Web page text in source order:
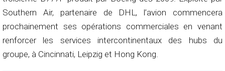
Southern Air, partenaire de DHL, l’avion commencera
prochainement ses opérations commerciales en venant
renforcer les services intercontinentaux des hubs du
groupe, à Cincinnati, Leipzig et Hong Kong.